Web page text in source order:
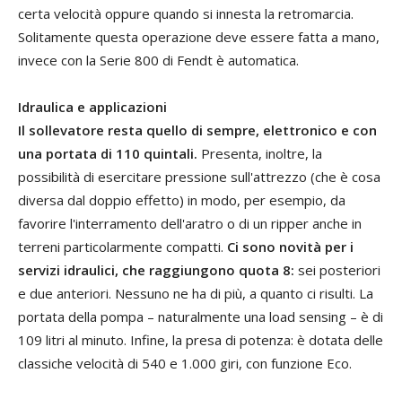
certa velocità oppure quando si innesta la retromarcia.
Solitamente questa operazione deve essere fatta a mano,
invece con la Serie 800 di Fendt è automatica.
Idraulica e applicazioni
Il sollevatore resta quello di sempre, elettronico e con
una portata di 110 quintali. Presenta, inoltre, la
possibilità di esercitare pressione sull'attrezzo (che è cosa
diversa dal doppio effetto) in modo, per esempio, da
favorire l'interramento dell'aratro o di un ripper anche in
terreni particolarmente compatti. Ci sono novità per i
servizi idraulici, che raggiungono quota 8: sei posteriori
e due anteriori. Nessuno ne ha di più, a quanto ci risulti. La
portata della pompa – naturalmente una load sensing – è di
109 litri al minuto. Infine, la presa di potenza: è dotata delle
classiche velocità di 540 e 1.000 giri, con funzione Eco.